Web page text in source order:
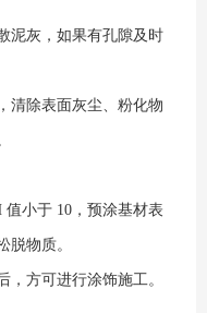
泥灰，如果有孔隙及时
清除表面灰尘、粉化物
值小于 10，预涂基材表
脱物质。
方可进行涂饰施工。